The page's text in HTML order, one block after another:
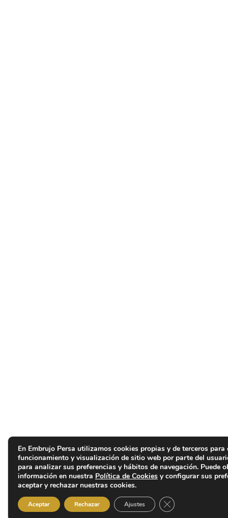
En Embrujo Persa utilizamos cookies propias y de terceros para
funcionamiento y visualización de sitio web por parte del
para analizar sus preferencias y hábitos de navegación. Puede
información en nuestra Política de Cookies y configurar sus
aceptar y rechazar nuestras cookies.
Aceptar Rechazar Ajustes Cerrar el banner